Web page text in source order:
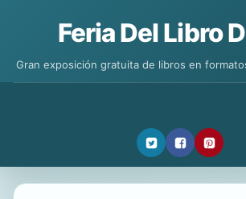
Feria Del Libro
Gran exposición gratuita de libros en